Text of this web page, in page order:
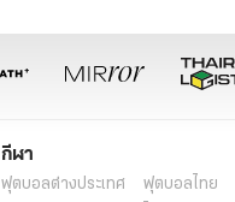
กีฬา
ฟุตบอลต่่างประเทศ
ฟุตบอลไทย